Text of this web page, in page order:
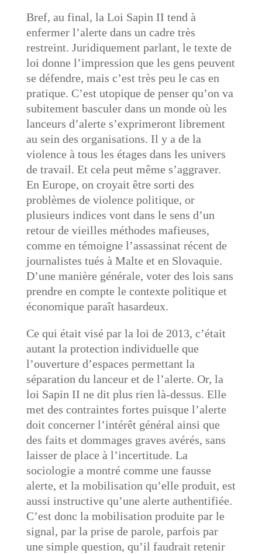
Bref, au final, la Loi Sapin II tend à
enfermer l’alerte dans un cadre très
restreint. Juridiquement parlant, le texte de
loi donne l’impression que les gens peuvent
se défendre, mais c’est très peu le cas en
pratique. C’est utopique de penser qu’on va
subitement basculer dans un monde où les
lanceurs d’alerte s’exprimeront librement
au sein des organisations. Il y a de la
violence à tous les étages dans les univers
de travail. Et cela peut même s’aggraver.
En Europe, on croyait être sorti des
problèmes de violence politique, or
plusieurs indices vont dans le sens d’un
retour de vieilles méthodes mafieuses,
comme en témoigne l’assassinat récent de
journalistes tués à Malte et en Slovaquie.
D’une manière générale, voter des lois sans
prendre en compte le contexte politique et
économique paraît hasardeux.
Ce qui était visé par la loi de 2013, c’était
autant la protection individuelle que
l’ouverture d’espaces permettant la
séparation du lanceur et de l’alerte. Or, la
loi Sapin II ne dit plus rien là-dessus. Elle
met des contraintes fortes puisque l’alerte
doit concerner l’intérêt général ainsi que
des faits et dommages graves avérés, sans
laisser de place à l’incertitude. La
sociologie a montré comme une fausse
alerte, et la mobilisation qu’elle produit, est
aussi instructive qu’une alerte authentifiée.
C’est donc la mobilisation produite par le
signal, par la prise de parole, parfois par
une simple question, qu’il faudrait retenir